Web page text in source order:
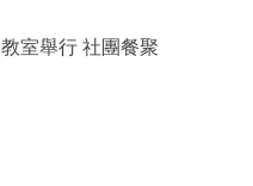
教室舉行 社團餐聚